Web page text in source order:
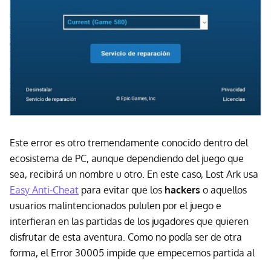
Este error es otro tremendamente conocido dentro del
ecosistema de PC, aunque dependiendo del juego que
sea, recibirá un nombre u otro. En este caso, Lost Ark usa
Easy Anti-Cheat para evitar que los hackers o aquellos
usuarios malintencionados pululen por el juego e
interfieran en las partidas de los jugadores que quieren
disfrutar de esta aventura. Como no podía ser de otra
forma, el Error 30005 impide que empecemos partida al